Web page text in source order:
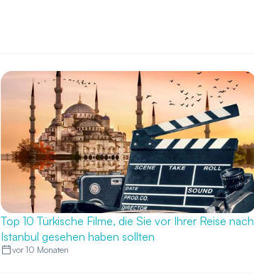
Top 10 Türkische Filme, die Sie vor Ihrer Reise nach
Istanbul gesehen haben sollten
vor 10 Monaten